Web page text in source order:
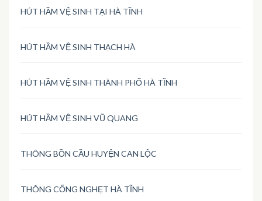
HÚT HẦM VỆ SINH TẠI HÀ TĨNH
HÚT HẦM VỆ SINH THẠCH HÀ
HÚT HẦM VỆ SINH THÀNH PHỐ HÀ TĨNH
HÚT HẦM VỆ SINH VŨ QUANG
THÔNG BỒN CẦU HUYỆN CAN LỘC
THÔNG CỐNG NGHẸT HÀ TĨNH